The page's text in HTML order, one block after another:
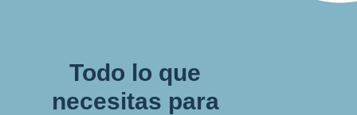
Todo lo que
necesitas para